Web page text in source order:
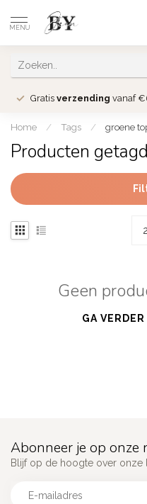
MENU
Gratis verzending vanaf
Home / Tags / groene
Producten
Geen
GA
Abonneer je op onze
Blijf op de hoogte over onze